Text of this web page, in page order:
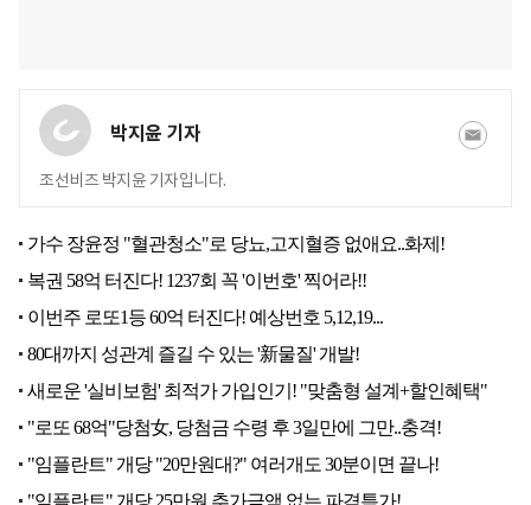
박지윤 기자
조선비즈 박지윤 기자입니다.